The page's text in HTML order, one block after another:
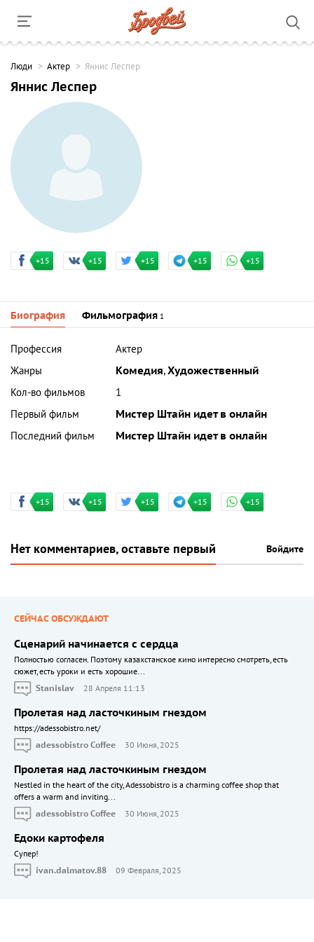
Люди Актер Яннис Леспер
Яннис Леспер
+15 +15 +15 +15 +15
Биография Фильмография 1
Профессия
Актер
Жанры
Комедия,Художественный
Кол-во фильмов
1
Первый фильм
Мистер Штайн идет в онлайн
Последний фильм
Мистер Штайн идет в онлайн
+15 +15 +15 +15 +15
Нет комментариев, оставьте первый Войдите
СЕЙЧАС ОБСУЖДАЮТ
Сценарий начинается с сердца
Полностью согласен. Поэтому казахстанское кино интересно смотреть, есть
сюжет, есть уроки и есть хорошие...
Stanislav
28 Апреля 11:13
Пролетая над ласточкиным гнездом
https://adessobistro.net/
adessobistro Coffee
30 Июня, 2025
Пролетая над ласточкиным гнездом
Nestled in the heart of the city, Adessobistro is a charming coffee shop that
offers a warm and inviting...
adessobistro Coffee
30 Июня, 2025
Едоки картофеля
Cупер!
ivan.dalmatov.88
09 Февраля, 2025